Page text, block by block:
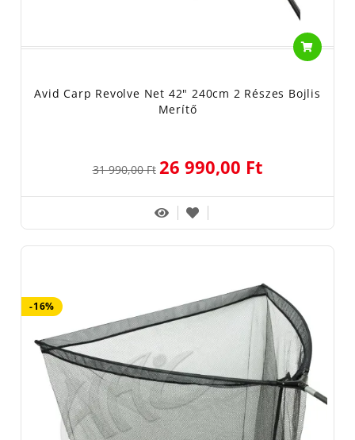
Avid Carp Revolve Net 42" 240cm 2 Részes Bojlis
Merítő
31 990,00 Ft 26 990,00 Ft
-16%